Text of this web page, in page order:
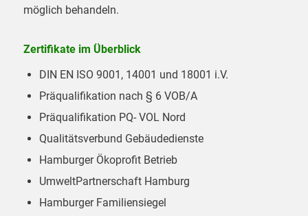
möglich behandeln.
Zertifikate im Überblick
DIN EN ISO 9001, 14001 und 18001 i.V.
Präqualifikation nach § 6 VOB/A
Präqualifikation PQ- VOL Nord
Qualitätsverbund Gebäudedienste
Hamburger Ökoprofit Betrieb
UmweltPartnerschaft Hamburg
Hamburger Familiensiegel